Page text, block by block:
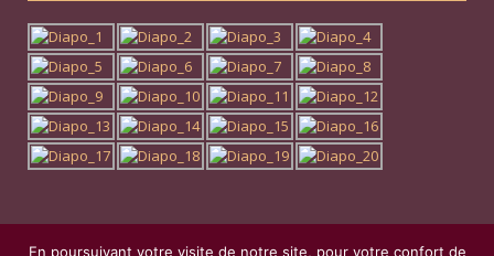
En poursuivant votre visite de notre site, pour votre confort de